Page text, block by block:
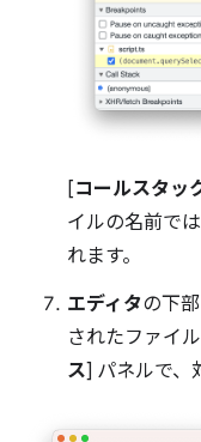
[コールスタッ
イルの名前で
れます。
エディタの下
されたファイ
ス] パネルで、